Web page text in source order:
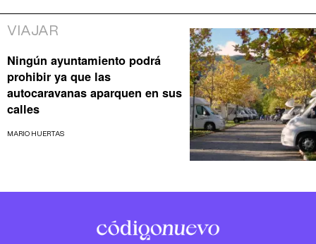
VIAJAR
Ningún ayuntamiento podrá
prohibir ya que las
autocaravanas aparquen en sus
calles
MARIO HUERTAS